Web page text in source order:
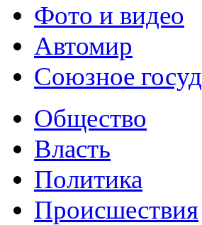
Фото и видео
Автомир
Союзное
Общество
Власть
Политика
Происшествия